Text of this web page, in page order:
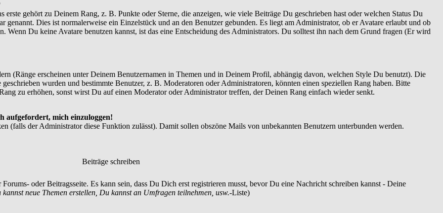
gehört zu Deinem Rang, z. B. Punkte oder Sterne, die anzeigen, wie viele Beiträge Du geschrieben hast oder welchen Status Du
Dies ist normalerweise ein Einzelstück und an den Benutzer gebunden. Es liegt am Administrator, ob er Avatare erlaubt und ob
Wenn Du keine Avatare benutzen kannst, ist das eine Entscheidung des Administrators. Du solltest ihn nach dem Grund fragen (Er wird
(Ränge erscheinen unter Deinem Benutzernamen in Themen und in Deinem Profil, abhängig davon, welchen Style Du benutzt). Die
wurden und bestimmte Benutzer, z. B. Moderatoren oder Administratoren, könnten einen speziellen Rang haben. Bitte
zu erhöhen, sonst wirst Du auf einen Moderator oder Administrator treffen, der Deinen Rang einfach wieder senkt.
aufgefordert, mich einzuloggen!
(falls der Administrator diese Funktion zulässt). Damit sollen obszöne Mails von unbekannten Benutzern unterbunden werden.
Beiträge schreiben
oder Beitragsseite. Es kann sein, dass Du Dich erst registrieren musst, bevor Du eine Nachricht schreiben kannst - Deine
kannst neue Themen erstellen, Du kannst an Umfragen teilnehmen, usw.-Liste)